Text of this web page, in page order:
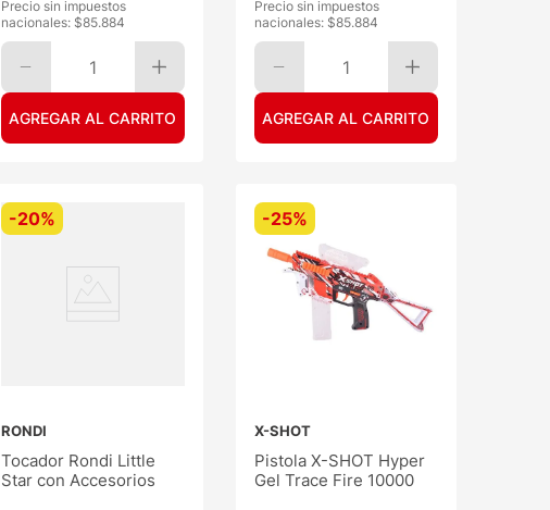
Precio sin impuestos
nacionales: $85.884
1
AGREGAR AL CARRITO
Precio sin impuestos
nacionales: $85.884
1
AGREGAR AL CARRITO
-20%
RONDI
Tocador Rondi Little
Star con Accesorios
-25%
X-SHOT
Pistola X-SHOT Hyper
Gel Trace Fire 10000